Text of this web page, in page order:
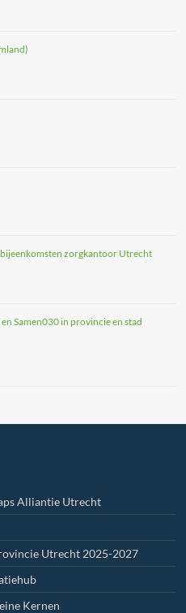
zorgkantoor Utrecht
Samen030 in provincie en stad
Alliantie Utrecht
Utrecht 2025-2027
Kernen